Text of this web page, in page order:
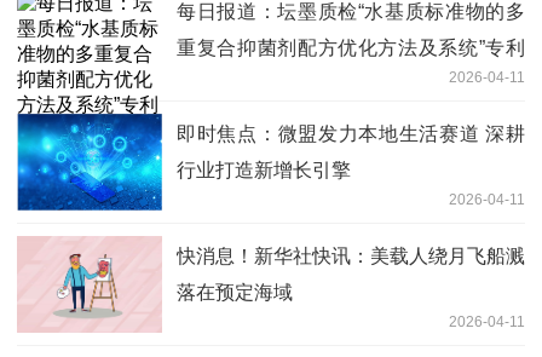
每日报道：坛墨质检“水基质标准物的多
重复合抑菌剂配方优化方法及系统”专利
2026-04-11
即时焦点：微盟发力本地生活赛道 深耕
行业打造新增长引擎
2026-04-11
快消息！新华社快讯：美载人绕月飞船溅
落在预定海域
2026-04-11